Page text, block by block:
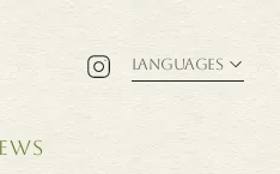
LANGUAGES